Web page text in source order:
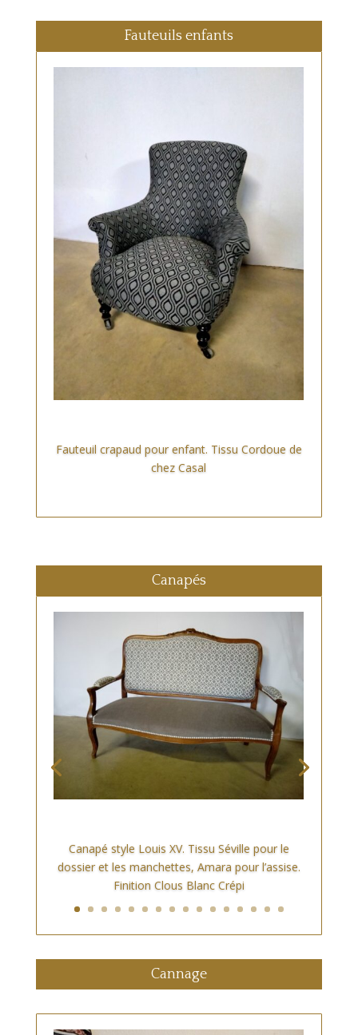
Fauteuils enfants
Fauteuil crapaud pour enfant. Tissu Cordoue de
chez Casal
Canapés
Canapé style Louis XV. Tissu Séville pour le
dossier et les manchettes, Amara pour l’assise.
Finition Clous Blanc Crépi
Cannage